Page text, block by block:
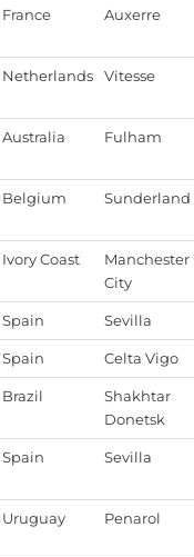
France Auxerre
Netherlands Vitesse
Australia Fulham
Belgium Sunderland
Ivory Coast
Manchester
City
Spain Sevilla
Spain Celta Vigo
Brazil
Shakhtar
Donetsk
Spain Sevilla
Uruguay Penarol